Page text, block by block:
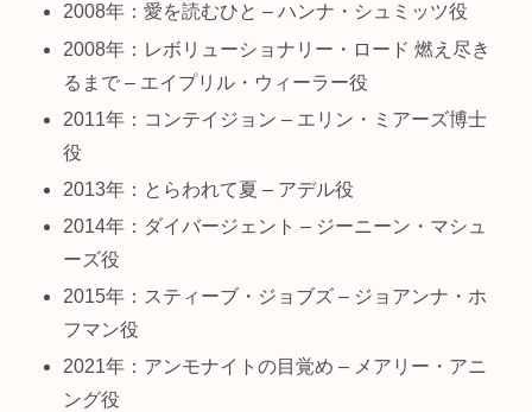
2008年：愛を読むひと – ハンナ・シュミッツ役
2008年：レボリューショナリー・ロード 燃え尽き
るまで – エイプリル・ウィーラー役
2011年：コンテイジョン – エリン・ミアーズ博士
役
2013年：とらわれて夏 – アデル役
2014年：ダイバージェント – ジーニーン・マシュ
ーズ役
2015年：スティーブ・ジョブズ – ジョアンナ・ホ
フマン役
2021年：アンモナイトの目覚め – メアリー・アニ
ング役